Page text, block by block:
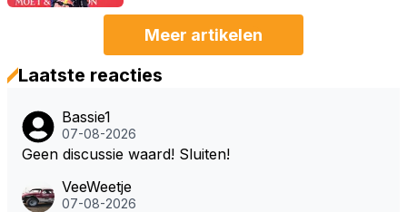
Meer artikelen
Laatste reacties
Bassie1
07-08-2026
Geen discussie waard! Sluiten!
VeeWeetje
07-08-2026